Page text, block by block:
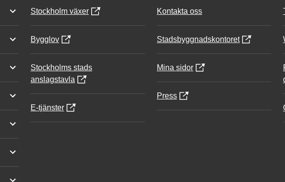
Stockholm växer
Bygglov
Stockholms stads
anslagstavla
E-tjänster
Kontakta oss
Stadsbyggnadskontoret
Mina sidor
Press